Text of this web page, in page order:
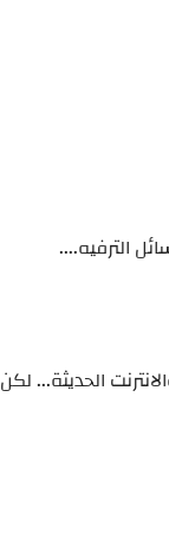
الترفيه....
الحديثة... لكن